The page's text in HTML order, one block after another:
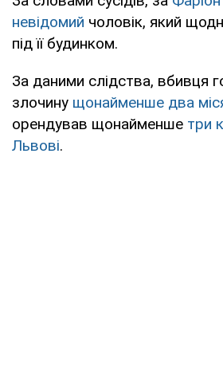
невідомий чоловік, який
під її будинком.
За даними слідства, вбивця
злочину щонайменше два
орендував щонайменше три
Львові.